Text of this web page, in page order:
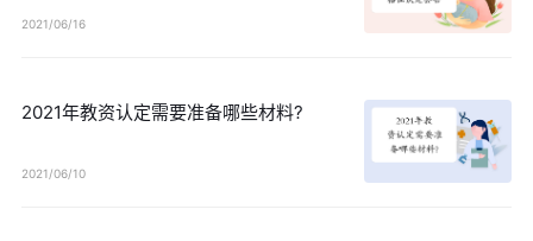
2021/06/16
2021年教资认定需要准备哪些材料?
2021/06/10